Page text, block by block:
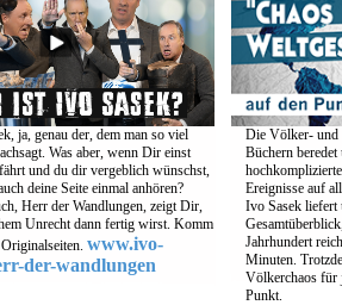
ja, genau der, dem man so viel
Was aber, wenn Dir einst
und du dir vergeblich wünschst,
deine Seite einmal anhören?
Herr der Wandlungen, zeigt Dir,
Unrecht dann fertig wirst. Komm
www.ivo-
der-wandlungen
Die Völker- und
Büchern beredet
Ereignisse auf
Ivo Sasek liefert
Jahrhundert
Minuten.
Völkerchaos für
Punkt.